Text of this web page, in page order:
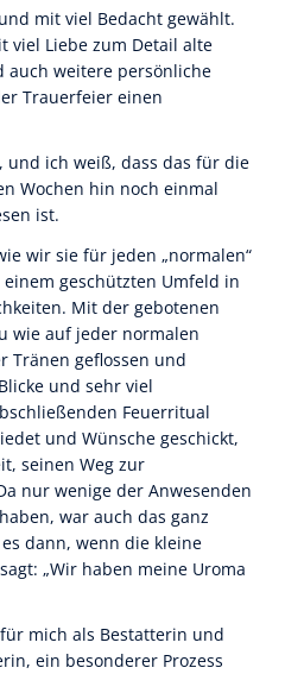
mit viel Bedacht gewählt.
viel Liebe zum Detail alte
auch weitere persönliche
Trauerfeier einen
und ich weiß, dass das für die
Wochen hin noch einmal
ist.
wir sie für jeden „normalen“
geschützten Umfeld in
Mit der gebotenen
wie auf jeder normalen
Tränen geflossen und
und sehr viel
Feuerritual
und Wünsche geschickt,
seinen Weg zur
nur wenige der Anwesenden
war auch das ganz
dann, wenn die kleine
„Wir haben meine Uroma
mich als Bestatterin und
ein besonderer Prozess